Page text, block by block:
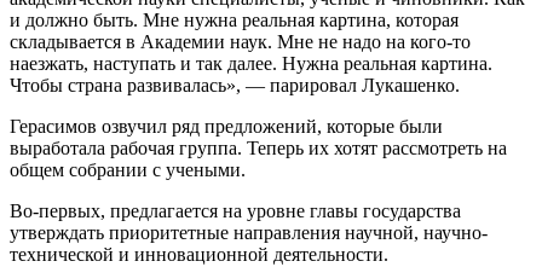
и должно быть. Мне нужна реальная картина, которая
складывается в Академии наук. Мне не надо на кого-то
наезжать, наступать и так далее. Нужна реальная картина.
Чтобы страна развивалась», — парировал Лукашенко.
Герасимов озвучил ряд предложений, которые были
выработала рабочая группа. Теперь их хотят рассмотреть на
общем собрании с учеными.
Во-первых, предлагается на уровне главы государства
утверждать приоритетные направления научной, научно-
технической и инновационной деятельности.